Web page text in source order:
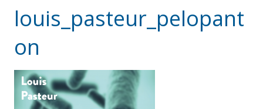
louis_pasteur_pelopant
on